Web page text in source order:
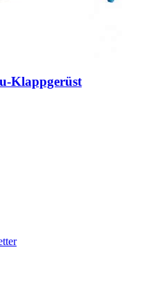
Klappgerüst